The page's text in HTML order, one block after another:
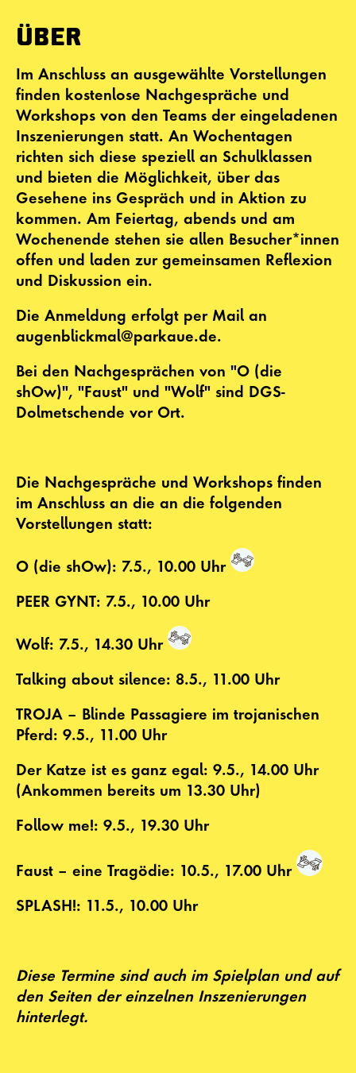
ÜBER
Im Anschluss an ausgewählte Vorstellungen
finden kostenlose Nachgespräche und
Workshops von den Teams der eingeladenen
Inszenierungen statt. An Wochentagen
richten sich diese speziell an Schulklassen
und bieten die Möglichkeit, über das
Gesehene ins Gespräch und in Aktion zu
kommen. Am Feiertag, abends und am
Wochenende stehen sie allen Besucher*innen
offen und laden zur gemeinsamen Reflexion
und Diskussion ein.
Die Anmeldung erfolgt per Mail an
augenblickmal@parkaue.de.
Bei den Nachgesprächen von "O (die
shOw)", "Faust" und "Wolf" sind DGS-
Dolmetschende vor Ort.
Die Nachgespräche und Workshops finden
im Anschluss an die an die folgenden
Vorstellungen statt:
O (die shOw): 7.5., 10.00 Uhr
PEER GYNT: 7.5., 10.00 Uhr
Wolf: 7.5., 14.30 Uhr
Talking about silence: 8.5., 11.00 Uhr
TROJA – Blinde Passagiere im trojanischen
Pferd: 9.5., 11.00 Uhr
Der Katze ist es ganz egal: 9.5., 14.00 Uhr
(Ankommen bereits um 13.30 Uhr)
Follow me!: 9.5., 19.30 Uhr
Faust – eine Tragödie: 10.5., 17.00 Uhr
SPLASH!: 11.5., 10.00 Uhr
Diese Termine sind auch im Spielplan und auf
den Seiten der einzelnen Inszenierungen
hinterlegt.